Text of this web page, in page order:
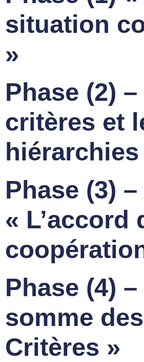
situation
»
Phase (2)
critères et
hiérarchies
Phase (3) –
« L’accord
Phase (4)
somme des
Critères »